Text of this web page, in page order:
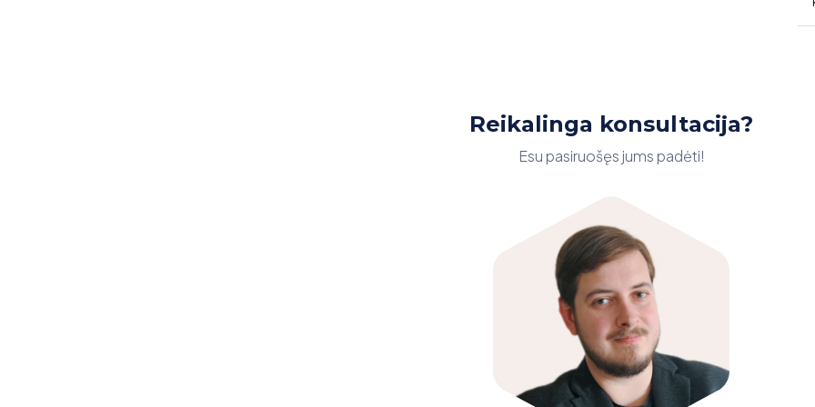
Reikalinga konsultacija?
Esu pasiruošęs jums padėti!